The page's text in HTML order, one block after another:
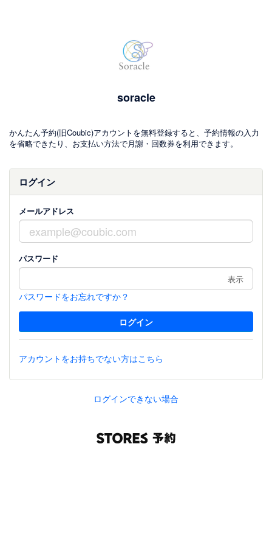
soracle
かんたん予約(旧Coubic)アカウントを無料登録すると、予約情報の入力
を省略できたり、お支払い方法で月謝・回数券を利用できます。
ログイン
メールアドレス
パスワード
表示
パスワードをお忘れですか？
アカウントをお持ちでない方はこちら
ログインできない場合